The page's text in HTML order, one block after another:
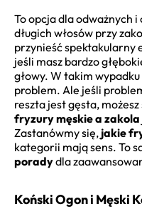
To opcja dla odważnych
długich włosów przy
przynieść spektakularny
jeśli masz bardzo
głowy. W takim
problem. Ale jeśli
reszta jest gęsta,
fryzury męskie a zakola
Zastanówmy się, jakie
kategorii mają sens. To
poradydla
Koński Ogon i Męski